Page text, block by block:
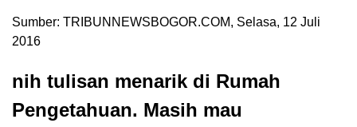
Sumber: TRIBUNNEWSBOGOR.COM, Selasa, 12 Juli
2016
nih tulisan menarik di Rumah
Pengetahuan. Masih mau